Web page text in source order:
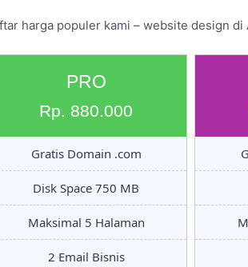
harga populer kami – website design di
PRO
Rp. 880.000
Gratis Domain .com
Disk Space 750 MB
Maksimal 5 Halaman
2 Email Bisnis